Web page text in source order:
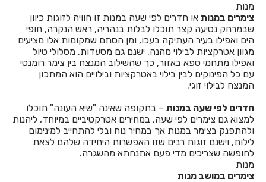
חדרים לפי שעה באומץ
חדרים לפי שעה באופקים
חדרים לפי שעה באור יהודה
חדרים לפי שעה באחיהוד
חדרים לפי שעה באחיטוב
מנות
צימרים במנות או חדרים לפי שעה במנות זו חוויה לזוגות כיוון
שבמרחק נסיעה קצר תוכלו לבלות בנהריה, ראש הנקרה, חופי
הים ואפילו בעיר העתיקה בעכו, ומן הסתם שמקומות אלו מציעים
מגוון אטרקציות לבילוי מהנה, ישנם גם מסעדות, מסלולי טיול
ואפילו מתחמי ספא באזור, כך שהשילוב המנצח בין צימר רומנטי
עם כל הפינוקים לבין בילוי באטרקציות ובילויים הוא המתכון
המנצח לבילוי זוגי.
חדרים לפי שעה במנות – בתקופה שאינה "שיא העונה" תוכלו
למצוא גם צימרים לפי שעה, במחירים אטרקטיביים במיוחד, ליהנות
ולהתפנק בצימר במנות אך במחיר נוח ובלי להתחייב למינימום
לילות, וישנם זוגות רבים שזו האפשרות היחידה שלהם לצאת
לחופשה שצריכים מדי פעם אתנחתא מהשגרה.
מנות
צימרים במושב מנות